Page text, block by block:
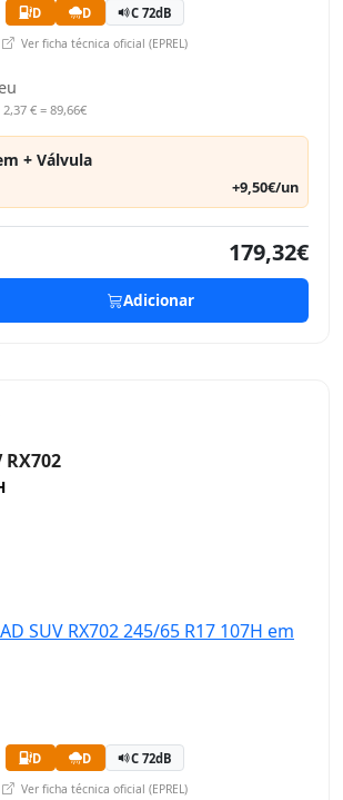
D D C 72dB
Ver ficha técnica oficial (EPREL)
€ = 89,66€
+ Válvula
+9,50€/un
179,32€
Adicionar
RX702
D D C 72dB
Ver ficha técnica oficial (EPREL)